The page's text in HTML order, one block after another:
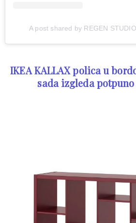
A post shared by REGEN
IKEA KALLAX polica u
sada izgleda